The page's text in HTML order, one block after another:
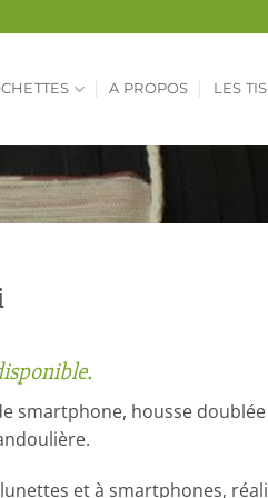
A PROPOS LES
smartphone, housse
et à smartphones,